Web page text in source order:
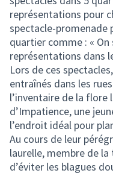
représentations pour
spectacle-promenade
quartier comme : «
représentations dans
Lors de ces
entraînés dans les
l’inventaire de la flore
d’Impatience, une
l’endroit idéal pour
Au cours de leur
laurelle, membre de
d’éviter les blagues